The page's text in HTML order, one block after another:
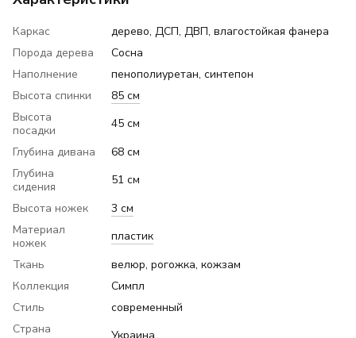
Каркас
дерево, ДСП, ДВП, влагостойкая фанера
Порода дерева
Сосна
Наполнение
пенополиуретан, синтепон
Высота спинки
85 см
Высота
посадки
45 см
Глубина дивана
68 см
Глубина
сидения
51 см
Высота ножек
3 см
Материал
ножек
пластик
Ткань
велюр, рогожка, кожзам
Коллекция
Симпл
Стиль
современный
Страна